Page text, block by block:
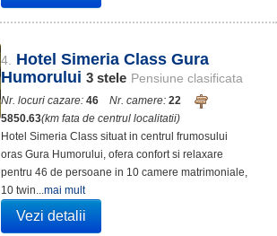
4. Hotel Simeria Class Gura
Humorului 3 stele Pensiune clasificata
Nr. locuri cazare: 46 Nr. camere: 22
5850.63(km fata de centrul localitatii)
Hotel Simeria Class situat in centrul frumosului
oras Gura Humorului, ofera confort si relaxare
pentru 46 de persoane in 10 camere matrimoniale,
10 twin...mai mult
Vezi detalii